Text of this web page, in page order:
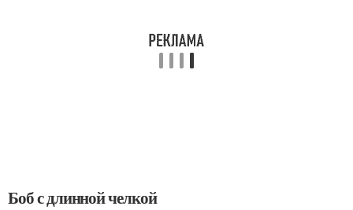
Боб с длинной челкой